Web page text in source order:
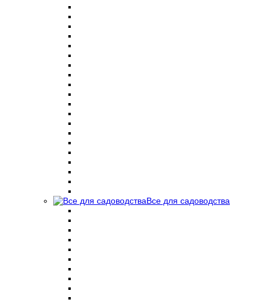
Все для садоводства